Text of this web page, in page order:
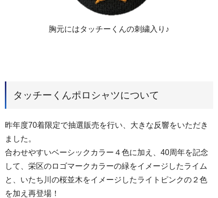
胸元にはタッチーくんの刺繍入り♪
タッチーくんポロシャツについて
昨年度70着限定で抽選販売を行い、大きな反響をいただき
ました。
合わせやすいベーシックカラー４色に加え、40周年を記念
して、栄区のロゴマークカラーの緑をイメージしたライム
と、いたち川の桜並木をイメージしたライトピンクの２色
を加え再登場！